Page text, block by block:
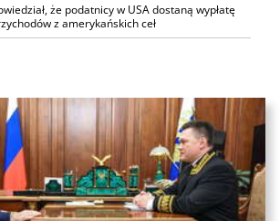
że podatnicy w USA dostaną wypłatę
z amerykańskich ceł